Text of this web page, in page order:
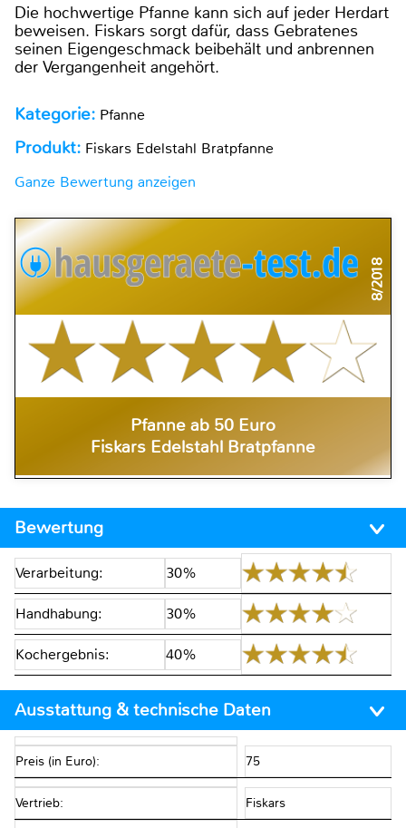
Die hochwertige Pfanne kann sich auf jeder Herdart
beweisen. Fiskars sorgt dafür, dass Gebratenes
seinen Eigengeschmack beibehält und anbrennen
der Vergangenheit angehört.
Kategorie: Pfanne
Produkt: Fiskars Edelstahl Bratpfanne
Ganze Bewertung anzeigen
8/2018
Pfanne ab 50 Euro
Fiskars Edelstahl Bratpfanne
Bewertung
Verarbeitung: 30%
Handhabung: 30%
Kochergebnis: 40%
Ausstattung & technische Daten
Preis (in Euro): 75
Vertrieb: Fiskars